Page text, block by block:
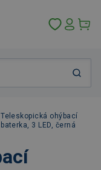
Teleskopická ohýbací
baterka, 3 LED, černá